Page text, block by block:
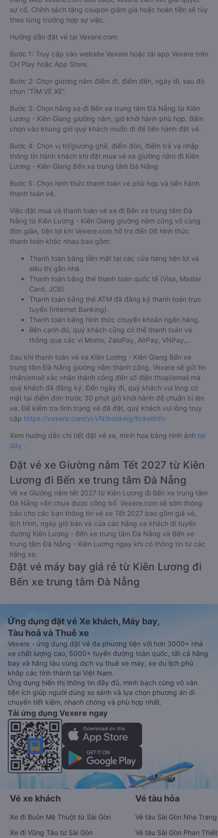
sự cố. Chính sách tặng coupon giảm giá hoặc hoàn tiền sẽ tùy
theo từng trường hợp sự việc.
Hướng dẫn đặt vé tại Vexere.com:
Bước 1: Truy cập vào website Vexere hoặc tải app Vexere trên
CH Play hoặc App Store.
Bước 2: Chọn giường nằm điểm đi, điểm đến, ngày đi, sau đó
chọn “TÌM VÉ XE”.
Bước 3: Chọn hãng xe đi Bến xe trung tâm Đà Nẵng từ Kiên
Lương - Kiên Giang giường nằm, giờ khởi hành phù hợp. Bấm
chọn vào khung giờ quý khách muốn đi để tiến hành đặt vé.
Bước 4: Chọn vị trí/giường ghế, điểm đón, điểm trả và nhập
thông tin hành khách khi đặt mua vé xe giường nằm đi Kiên
Lương - Kiên Giang Bến xe trung tâm Đà Nẵng
Bước 5: Chọn hình thức thanh toán vé phù hợp và tiến hành
thanh toán vé.
Việc đặt mua và thanh toán vé xe đi Bến xe trung tâm Đà
Nẵng từ Kiên Lương - Kiên Giang giường nằm cũng vô cùng
đơn giản, tiện lợi khi Vexere.com hỗ trợ đến 06 hình thức
thanh toán khác nhau bao gồm:
Thanh toán bằng tiền mặt tại các cửa hàng tiện lợi và
siêu thị gần nhà.
Thanh toán bằng thẻ thanh toán quốc tế (Visa, Master
Card, JCB).
Thanh toán bằng thẻ ATM đã đăng ký thanh toán trực
tuyến (Internet Banking).
Thanh toán bằng hình thức chuyển khoản ngân hàng.
Bên cạnh đó, quý khách cũng có thể thanh toán vé
thông qua các ví Momo, ZaloPay, AirPay, VNPay,…
Sau khi thanh toán vé xe Kiên Lương - Kiên Giang Bến xe
trung tâm Đà Nẵng giường nằm thành công, Vexere sẽ gửi tin
nhắn/email xác nhận thành công đến số điện thoại/email mà
quý khách đã đăng ký. Đến ngày đi, quý khách vui lòng có
mặt tại điểm đón trước 30 phút giờ khởi hành để chuẩn bị lên
xe. Để kiểm tra tình trạng vé đã đặt, quý khách vui lòng truy
cập https://vexere.com/vi-VN/booking/ticketinfo
Xem hướng dẫn chi tiết đặt vé xe, minh họa bằng hình ảnh tại
đây .
Đặt vé xe Giường nằm Tết 2027 từ Kiên
Lương đi Bến xe trung tâm Đà Nẵng
Vé xe Giường nằm tết 2027 từ Kiên Lương đi Bến xe trung tâm
Đà Nẵng vẫn chưa được công bố. Vexere.com sẽ sớm thông
báo cho các bạn thông tin vé xe Tết 2027 bao gồm giá vé,
lịch trình, ngày giờ bán vé của các hãng xe khách đi tuyến
đường Kiên Lương - Bến xe trung tâm Đà Nẵng và Bến xe
trung tâm Đà Nẵng - Kiên Lương ngay khi có thông tin từ các
hãng xe.
Đặt vé máy bay giá rẻ từ Kiên Lương đi
Bến xe trung tâm Đà Nẵng
Ứng dụng đặt vé Xe khách, Máy bay,
Tàu hoả và Thuê xe
Vexere - ứng dụng đặt vé đa phương tiện với hơn 3000+ nhà
xe chất lượng cao, 5000+ tuyến đường toàn quốc, tất cả hãng
bay và hãng tàu cùng dịch vụ thuê xe máy, xe du lịch phủ
khắp các tỉnh thành tại Việt Nam.
Ứng dụng hiển thị thông tin đầy đủ, minh bạch cùng vô vàn
tiện ích giúp người dùng so sánh và lựa chọn phương án di
chuyển tiết kiệm, nhanh chóng và phù hợp nhất.
Tải ứng dụng Vexere ngay
Vé xe khách
Xe đi Buôn Mê Thuột từ Sài Gòn
Xe đi Vũng Tàu từ Sài Gòn
Vé tàu hỏa
Vé tàu Sài Gòn Nha Trang
Vé tàu Sài Gòn Phan Thiết